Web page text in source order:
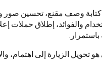
كتابة وصف مقنع، تحسين صور
والفوائد، إطلاق حملات
باستمرار.
الزيارة إلى اهتمام،